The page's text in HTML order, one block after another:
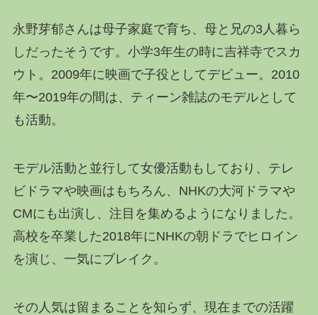
永野芽郁さんは母子家庭で育ち、母と兄の3人暮ら
しだったそうです。小学3年生の時に吉祥寺でスカ
ウト。2009年に映画で子役としてデビュー。2010
年〜2019年の間は、ティーン雑誌のモデルとして
も活動。
モデル活動と並行して女優活動もしており、テレ
ビドラマや映画はもちろん、NHKの大河ドラマや
CMにも出演し、注目を集めるようになりました。
高校を卒業した2018年にNHKの朝ドラでヒロイン
を演じ、一気にブレイク。
その人気は留まることを知らず、現在までの活躍